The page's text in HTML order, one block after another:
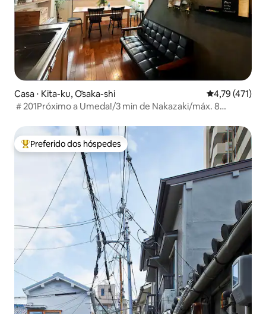
Casa ⋅ Kita-ku, Ōsaka-shi 4,79 de uma
4,79 (471)
＃201Próximo a Umeda!/3 min de Nakazaki/máx. 8
Entre os melhores preferidos dos hóspedes
Preferido dos hóspedes